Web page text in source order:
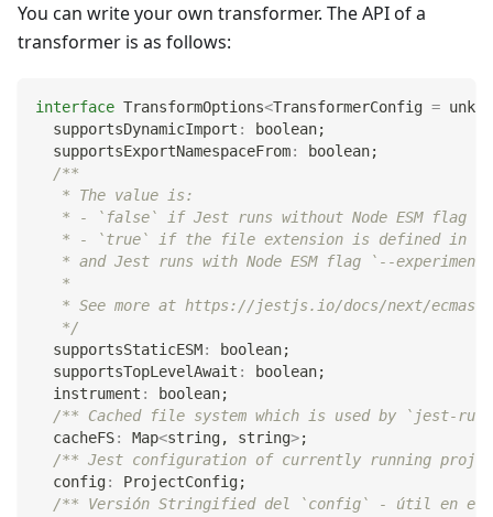
You can write your own transformer. The API of a
transformer is as follows:
interface TransformOptions<TransformerConfig =
  supportsDynamicImport
: boolean;
  supportsExportNamespaceFrom
: boolean;
/**
   * The value is:
* - `false` if Jest runs without Node ESM flag
* - `true` if the file extension is defined in
* and Jest runs with Node ESM flag `--
   *
* See more at https://jestjs.io/docs/next/
   */
  supportsStaticESM
: boolean;
  supportsTopLevelAwait
: boolean;
  instrument
: boolean;
/** Cached file system which is used by `jest-
  cacheFS
: Map<string, string>;
/** Jest configuration of currently running
  config
: ProjectConfig;
/** Versión Stringified del `config` - útil en el